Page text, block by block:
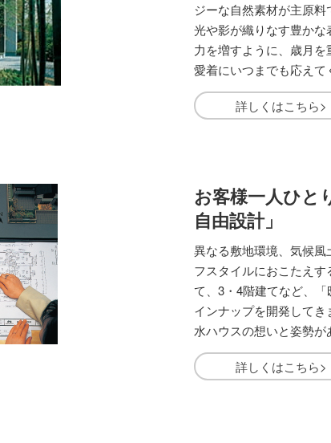
ジーな自然素材が主原料
光や影が織りなす豊か
力を増すように、歳月
愛着にいつまでも応えて
詳しくはこちら>
お客様一人ひと
自由設計」
異なる敷地環境、気候
フスタイルにおこたえ
て、3・4階建てなど、
インナップを開発して
水ハウスの想いと姿勢が
詳しくはこちら>